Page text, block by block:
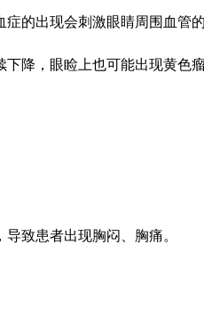
的出现会刺激眼睛周围血管
降，眼睑上也可能出现黄色瘤
致患者出现胸闷、胸痛。